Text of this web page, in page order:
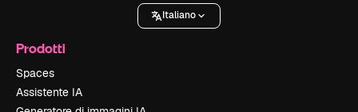
Italiano
Prodotti
Spaces
Assistente IA